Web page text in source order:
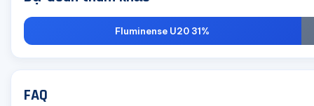
Fluminense U20 31%
FAQ